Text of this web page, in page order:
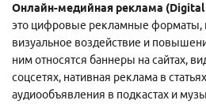
Онлайн-медийная реклама
это цифровые рекламные форматы,
визуальное воздействие и
ним относятся баннеры на сайтах,
соцсетях, нативная реклама в
аудиообъявления в подкастах и